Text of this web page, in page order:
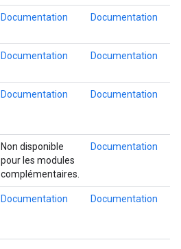
Documentation Documentation
Documentation Documentation
Documentation Documentation
Non disponible
pour les modules
complémentaires.
Documentation
Documentation Documentation